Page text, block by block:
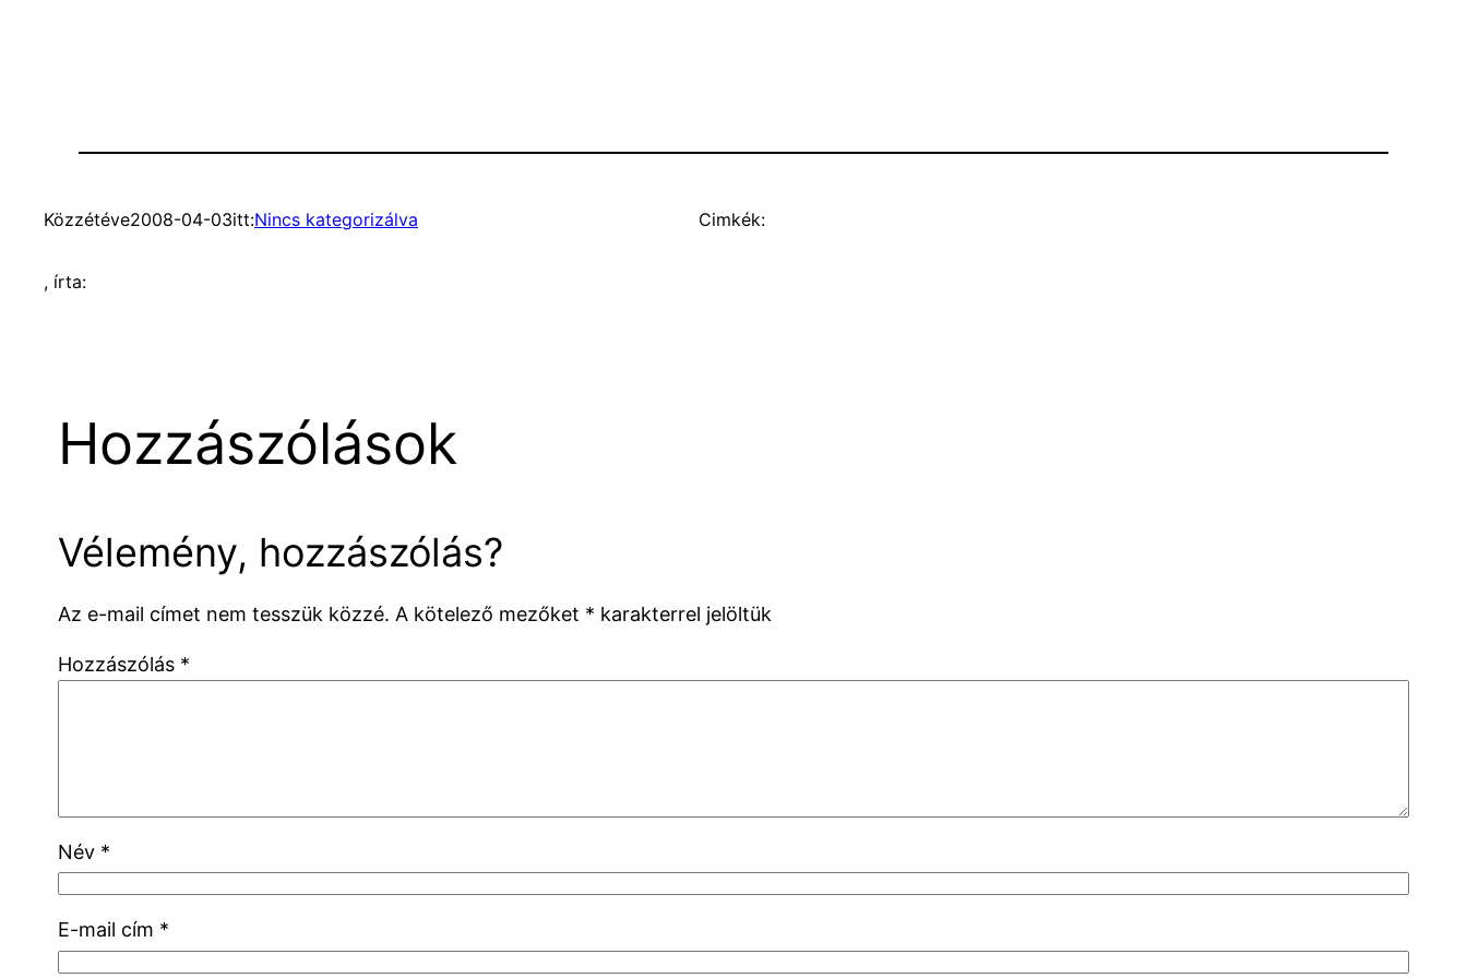
Közzétéve2008-04-03itt:Nincs kategorizálva
, írta:
Cimkék:
Hozzászólások
Vélemény, hozzászólás?
Az e-mail címet nem tesszük közzé. A kötelező mezőket * karakterrel jelöltük
Hozzászólás *
Név *
E-mail cím *